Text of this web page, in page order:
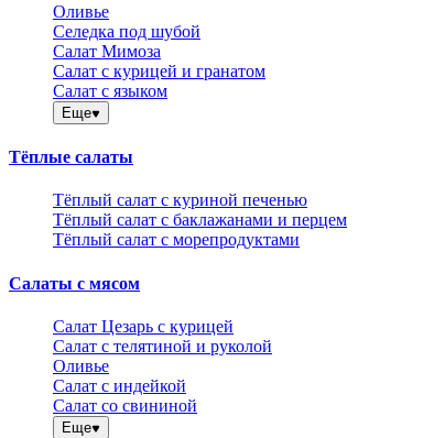
Оливье
Селедка под шубой
Салат Мимоза
Салат с курицей и гранатом
Салат с языком
Еще
Тёплые салаты
Тёплый салат с куриной печенью
Тёплый салат с баклажанами и перцем
Тёплый салат с морепродуктами
Салаты с мясом
Салат Цезарь с курицей
Салат с телятиной и руколой
Оливье
Салат с индейкой
Салат со свининой
Еще